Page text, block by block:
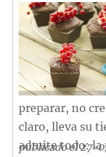
preparar, no
claro, lleva su
admite todo: la
publicado el 27-